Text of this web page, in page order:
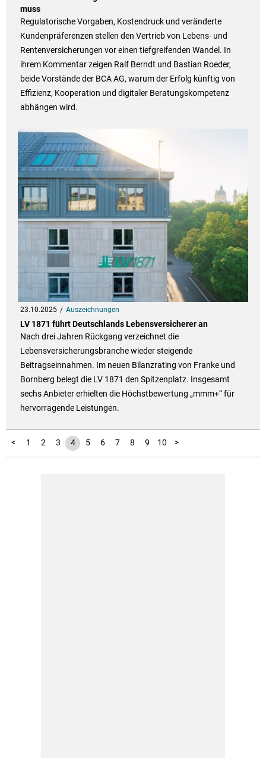
muss
Regulatorische Vorgaben, Kostendruck und veränderte
Kundenpräferenzen stellen den Vertrieb von Lebens- und
Rentenversicherungen vor einen tiefgreifenden Wandel. In
ihrem Kommentar zeigen Ralf Berndt und Bastian Roeder,
beide Vorstände der BCA AG, warum der Erfolg künftig von
Effizienz, Kooperation und digitaler Beratungskompetenz
abhängen wird.
23.10.2025 Auszeichnungen
LV 1871 führt Deutschlands Lebensversicherer an
Nach drei Jahren Rückgang verzeichnet die
Lebensversicherungsbranche wieder steigende
Beitragseinnahmen. Im neuen Bilanzrating von Franke und
Bornberg belegt die LV 1871 den Spitzenplatz. Insgesamt
sechs Anbieter erhielten die Höchstbewertung „mmm+“ für
hervorragende Leistungen.
< 1 2 3 4 5 6 7 8 9 10
11
12
13
14
15
16
17
18
19
20
21
22
23
24
25 >